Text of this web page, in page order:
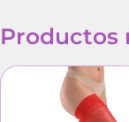
Productos